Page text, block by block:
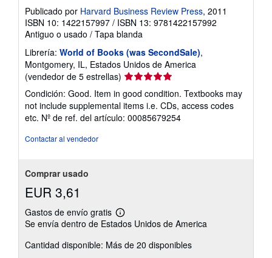
Publicado por Harvard Business Review Press, 2011
ISBN 10: 1422157997 / ISBN 13: 9781422157992
Antiguo o usado / Tapa blanda
Librería: World of Books (was SecondSale),
Montgomery, IL, Estados Unidos de America
(vendedor de 5 estrellas) Calificación
vendedor:
5
de
Condición: Good. Item in good condition. Textbooks may
not include supplemental items i.e. CDs, access codes
etc. Nº de ref. del artículo: 00085679254
Contactar al vendedor
Comprar usado
EUR 3,61
Gastos de envío gratis
Más
información
las
Se envía dentro de Estados Unidos de America
Cantidad disponible: Más de 20 disponibles